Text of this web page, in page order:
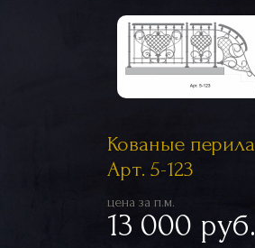
Кованые перила
Арт. 5-123
цена за п.м.
13 000 руб.